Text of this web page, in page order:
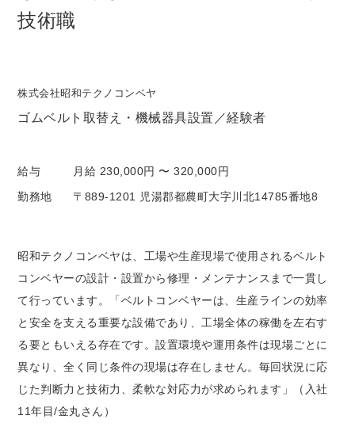
技術職
株式会社昭和テクノコンベヤ
ゴムベルト取替え・機械器具設置／経験者
給与
月給 230,000円 〜 320,000円
勤務地
〒889-1201 児湯郡都農町大字川北14785番地8
昭和テクノコンベヤは、工場や生産現場で使用されるベルト
コンベヤーの設計・設置から修理・メンテナンスまで一貫し
て行っています。「ベルトコンベヤーは、生産ラインの効率
と安全を支える重要な設備であり、工場全体の稼働を左右す
る要ともいえる存在です。設置環境や運用条件は現場ごとに
異なり、全く同じ条件の現場は存在しません。毎回状況に応
じた判断力と技術力、柔軟な対応力が求められます」（入社
11年目/金丸さん）